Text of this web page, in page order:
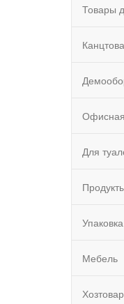
Товары
Для
Упаковка
Мебель